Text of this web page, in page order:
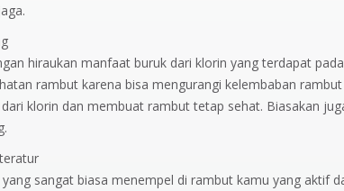
hiraukan manfaat buruk dari klorin yang terdapat
rambut karena bisa mengurangi kelembaban
klorin dan membuat rambut tetap sehat. Biasakan
sangat biasa menempel di rambut kamu yang aktif